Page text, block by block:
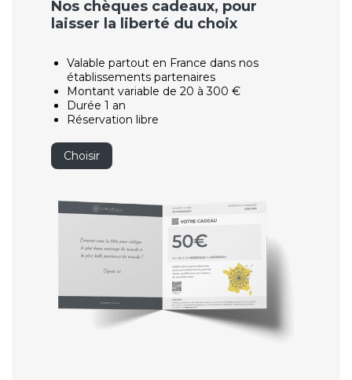
Nos chèques cadeaux, pour
laisser la liberté du choix
Valable partout en France dans nos
établissements partenaires
Montant variable de 20 à 300 €
Durée 1 an
Réservation libre
Choisir